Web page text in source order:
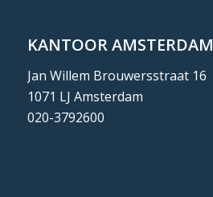
KANTOOR AMSTERDAM
Jan Willem Brouwersstraat 16
1071 LJ Amsterdam
020-3792600